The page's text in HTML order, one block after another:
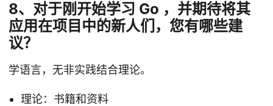
8、对于刚开始学习 Go ，并期待将其
应用在项目中的新人们，您有哪些建
议？
学语言，无非实践结合理论。
理论：书籍和资料